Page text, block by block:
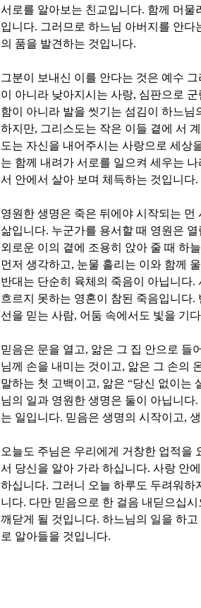
서로를 알아보는 친교입니다. 함께 머물
입니다. 그러므로 하느님 아버지를 안
의 품을 발견하는 것입니다.
그분이 보내신 이를 안다는 것은 예수
이 아니라 낮아지시는 사랑, 심판으로 군
함이 아니라 발을 씻기는 섬김이 하느
하지만, 그리스도는 작은 이들 곁에 서
도는 자신을 내어주시는 사랑으로 세상
는 함께 내려가 서로를 일으켜 세우는
서 안에서 살아 보며 체득하는 것입니다.
영원한 생명은 죽은 뒤에야 시작되는 먼
삶입니다. 누군가를 용서할 때 영원은
외로운 이의 곁에 조용히 앉아 줄 때 하
먼저 생각하고, 눈물 흘리는 이와 함께
반대는 단순히 육체의 죽음이 아닙니다.
흐르지 못하는 영혼이 참된 죽음입니다.
선을 믿는 사람, 어둠 속에서도 빛을 기
믿음은 문을 열고, 앎은 그 집 안으로 들
님께 손을 내미는 것이고, 앎은 그 손의
말하는 첫 고백이고, 앎은 “당신 없이는
님의 일과 영원한 생명은 둘이 아닙니다.
는 일입니다. 믿음은 생명의 시작이고,
오늘도 주님은 우리에게 거창한 업적을
서 당신을 알아 가라 하십니다. 사랑 안
하십니다. 그러니 오늘 하루도 두려워하
니다. 다만 믿음으로 한 걸음 내딛으십시
깨닫게 될 것입니다. 하느님의 일을 하
로 알아들을 것입니다.